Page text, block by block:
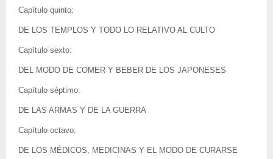
Capítulo quinto:
DE LOS TEMPLOS Y TODO LO RELATIVO AL CULTO
Capítulo sexto:
DEL MODO DE COMER Y BEBER DE LOS JAPONESES
Capítulo séptimo:
DE LAS ARMAS Y DE LA GUERRA
Capítulo octavo:
DE LOS MÉDICOS, MEDICINAS Y EL MODO DE CURARSE